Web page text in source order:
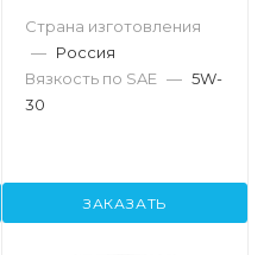
Страна изготовления
— Россия
Вязкость по SAE — 5W-
30
ЗАКАЗАТЬ